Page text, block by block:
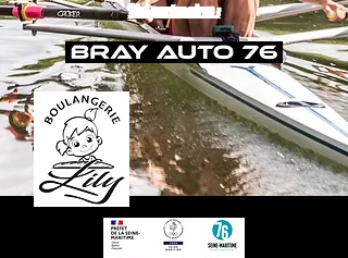
Nos partenaires :